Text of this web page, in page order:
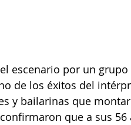
escenario por un
de los éxitos del
y bailarinas que
que a sus 56